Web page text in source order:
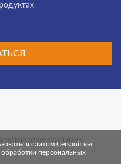
отличаться из-за
сайтом Cersanit вы
персональных